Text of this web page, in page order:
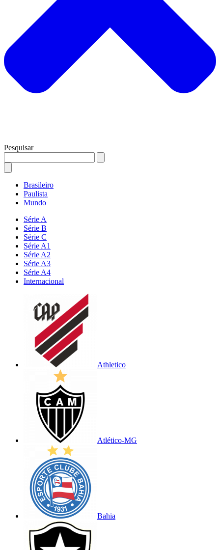
Pesquisar
Brasileiro
Paulista
Mundo
Série A
Série B
Série C
Série A1
Série A2
Série A3
Série A4
Internacional
Athletico
Atlético-MG
Bahia